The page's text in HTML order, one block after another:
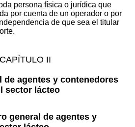
persona física o jurídica que
por cuenta de un operador o por
de que sea el titular
CAPÍTULO II
de agentes y contenedores
sector lácteo
general de agentes y